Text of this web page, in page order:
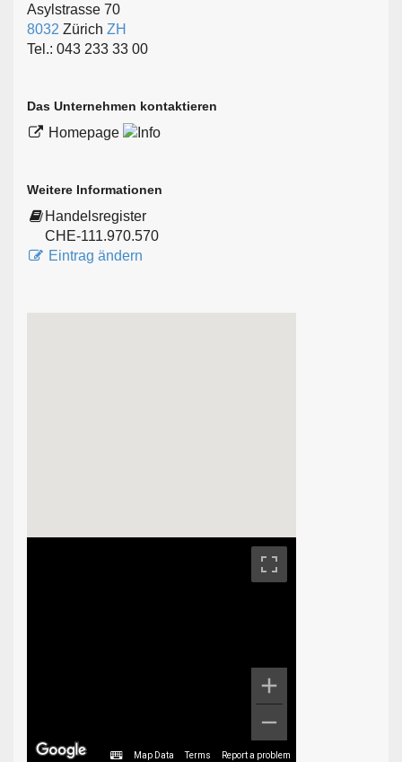
Asylstrasse 70
8032 Zürich ZH
Tel.: 043 233 33 00
Das Unternehmen kontaktieren
Homepage
Weitere Informationen
Handelsregister
CHE-111.970.570
Eintrag ändern
Map Data Terms Report a problem